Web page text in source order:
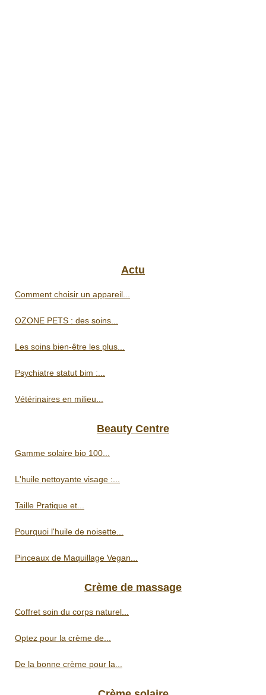
Actu
Comment choisir un appareil...
OZONE PETS : des soins...
Les soins bien-être les plus...
Psychiatre statut bim :...
Vétérinaires en milieu...
Beauty Centre
Gamme solaire bio 100...
L'huile nettoyante visage :...
Taille Pratique et...
Pourquoi l'huile de noisette...
Pinceaux de Maquillage Vegan...
Crème de massage
Coffret soin du corps naturel...
Optez pour la crème de...
De la bonne crème pour la...